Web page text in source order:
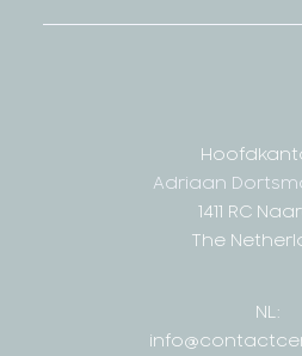
Adriaan
1411 RC
The
NL: